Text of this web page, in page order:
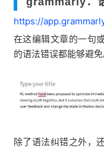
https://
在这编辑文章的一句
的语法错误都能够避免
除了语法纠错之外，